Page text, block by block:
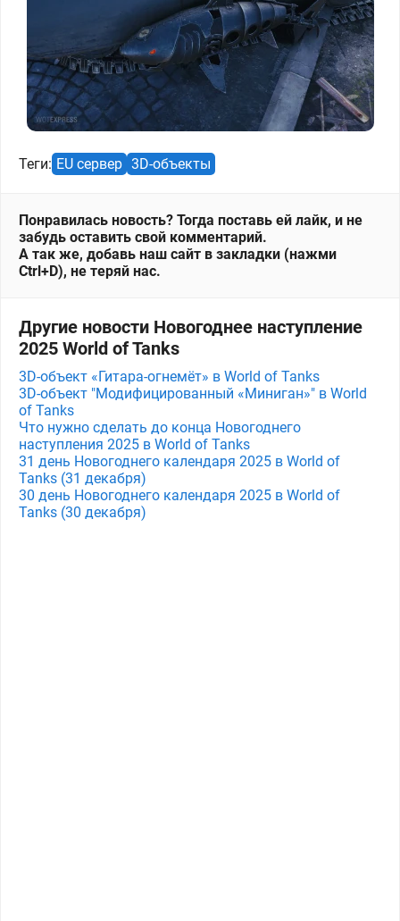
Теги: EU сервер 3D-объекты
Понравилась новость? Тогда поставь ей лайк, и не
забудь оставить свой комментарий.
А так же, добавь наш сайт в закладки (нажми
Ctrl+D), не теряй нас.
Другие новости Новогоднее наступление
2025 World of Tanks
3D-объект «Гитара-огнемёт» в World of Tanks
3D-объект "Модифицированный «Миниган»" в World
of Tanks
Что нужно сделать до конца Новогоднего
наступления 2025 в World of Tanks
31 день Новогоднего календаря 2025 в World of
Tanks (31 декабря)
30 день Новогоднего календаря 2025 в World of
Tanks (30 декабря)